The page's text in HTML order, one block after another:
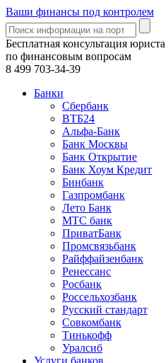
Ваши финансы под контролем
Бесплатная консультация юриста
по финансовым вопросам
8 499 703-34-39
Банки
Сбербанк
ВТБ24
Альфа-Банк
Банк Москвы
Банк Открытие
Банк Хоум Кредит
Бинбанк
Газпромбанк
Лето Банк
МТС банк
ПриватБанк
Промсвязьбанк
Райффайзенбанк
Ренессанс
Росбанк
Россельхозбанк
Русский стандарт
Совкомбанк
Тинькофф
Уралсиб
Услуги банков